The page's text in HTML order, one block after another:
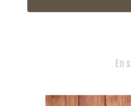
En